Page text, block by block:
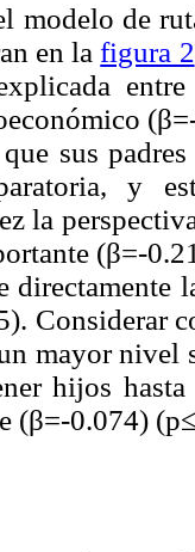
modelo de
en lafigura 2
sus
y
la
(β=-
Considerar
mayor nivel
hijos
(β=-0.074)